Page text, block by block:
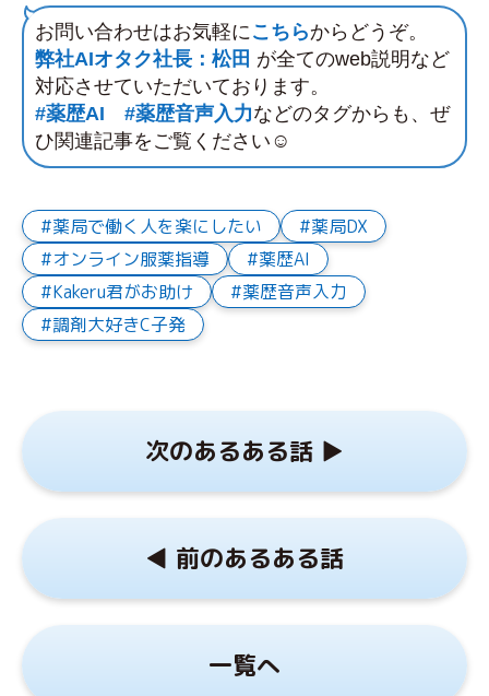
お問い合わせはお気軽にこちらからどうぞ。
弊社AIオタク社長：松田 が全てのweb説明など
対応させていただいております。
#薬歴AI
#薬歴音声入力などのタグからも、ぜ
ひ関連記事をご覧ください☺️
薬局で働く人を楽にしたい
薬局DX
オンライン服薬指導
薬歴AI
Kakeru君がお助け
薬歴音声入力
調剤大好きC子発
次のあるある話 ▶︎
◀︎ 前のあるある話
一覧へ